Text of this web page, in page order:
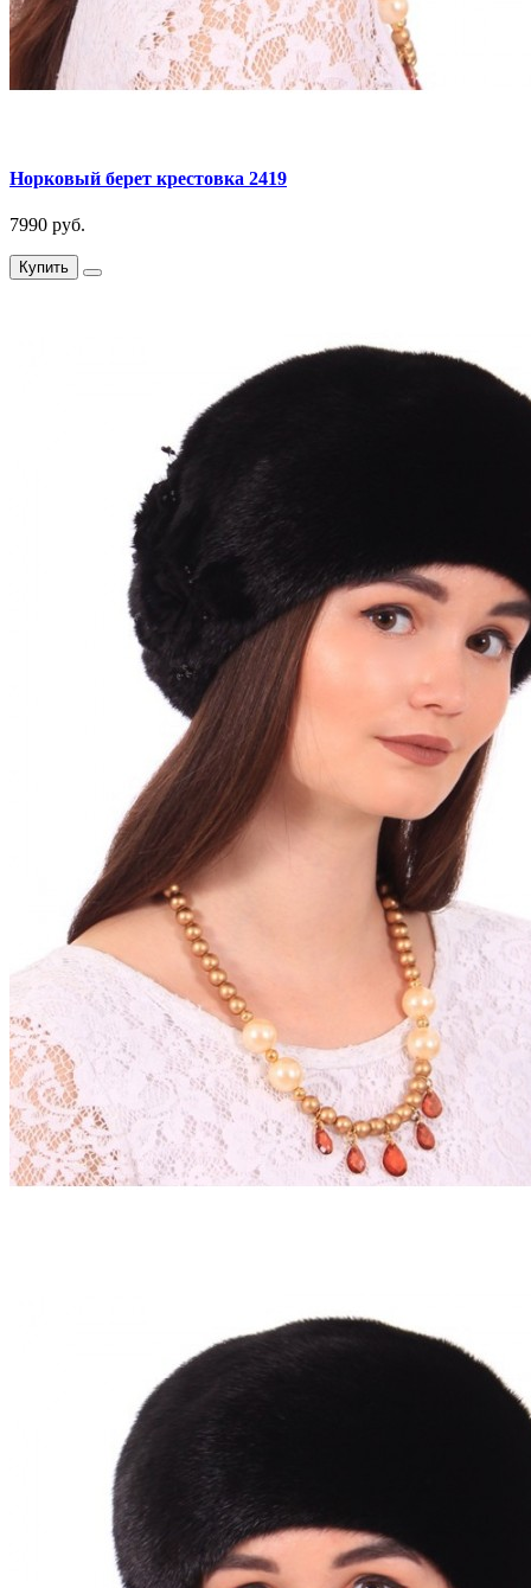
Норковый берет крестовка 2419
7990 руб.
Купить